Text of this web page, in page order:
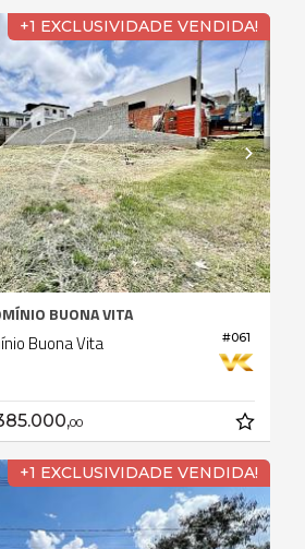
+1 EXCLUSIVIDADE VENDIDA!
#061
BUONA VITA
Buona Vita
00
+1 EXCLUSIVIDADE VENDIDA!